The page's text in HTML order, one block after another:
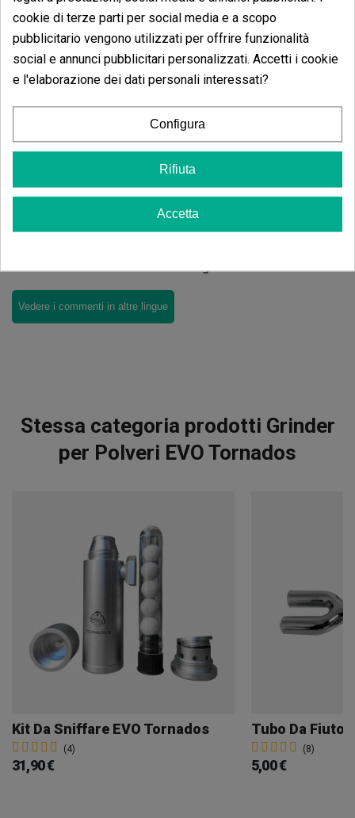
Scrivi il tuo commento
5
3 Valutazioni globali
RecensioniGrinder per Polveri EVO
cliccando su "recensioni in altre lingue".
Vedere i commenti in altre lingue
Stessa categoria prodotti Grinder
per Polveri EVO Tornados
Kit Da Sniffare EVO Tornados
(4)
31,90 €
Tubo Da Fiuto
(8)
5,00 €
cookie di terze parti per social media e a scopo
pubblicitario vengono utilizzati per offrire funzionalità
social e annunci pubblicitari personalizzati. Accetti i cookie
e l'elaborazione dei dati personali interessati?
Configura
Rifiuta
Accetta